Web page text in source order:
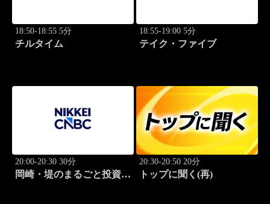
18:50-18:55 5分
チルタイム
18:55-19:00 5分
テイク・ファイブ
20:00-20:30 30分
岡崎・堤のまるごと投資道
20:30-20:50 20分
トップに聞く(再)